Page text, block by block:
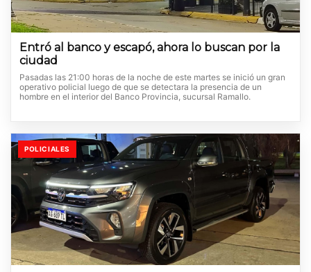
Entró al banco y escapó, ahora lo buscan por la
ciudad
Pasadas las 21:00 horas de la noche de este martes se inició un gran
operativo policial luego de que se detectara la presencia de un
hombre en el interior del Banco Provincia, sucursal Ramallo.
POLICIALES